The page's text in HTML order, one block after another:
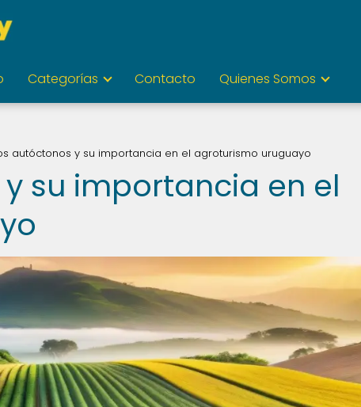
Categorías Contacto Quienes Somos
autóctonos y su importancia en el agroturismo uruguayo
su importancia en el